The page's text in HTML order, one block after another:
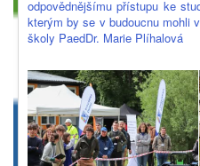
odpovědnějšímu přístupu ke
kterým by se v budoucnu mohli
školy PaedDr. Marie Plíhalová